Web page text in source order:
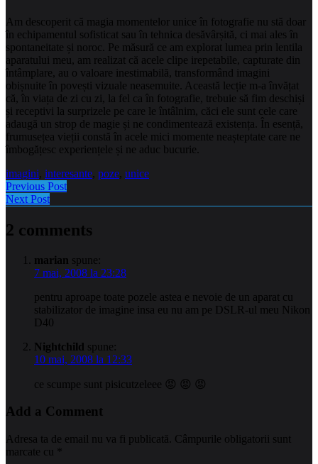
Am descoperit că magia momentelor unice în fotografie nu stă doar
în echipamentul sofisticat sau în tehnica desăvârșită, ci mai ales în
spontaneitate și noroc. Pe măsură ce am explorat lumea prin lentila
aparatului meu, am realizat că acele clipe irepetabile, capturate din
întâmplare, au o valoare inestimabilă, transformând imagini
obișnuite în povești vizuale neasemuite. Această lecție m-a învățat
că, în viața de zi cu zi, la fel ca în fotografie, trebuie să fim deschiși
și receptivi la surprizele pe care le întâlnim, căci ele sunt cele care
adaugă un strop de magie și ne condimentează existența. În esență,
frumusețea vieții constă în acele mici momente neașteptate care ne
îmbogățesc experiențele și ne aduc bucurie.
imagini, interesante, poze, unice
Previous Post
Next Post
2 comments
marian spune:
7 mai, 2008 la 23:28
pentru aproape toate pozele astea e nevoie de un aparat cu
stabilizator de imagine insa eu nu am pe DSLR-ul meu Nikon
D40
Nightchild spune:
10 mai, 2008 la 12:33
ce scumpe sunt pisicutzeleee 😡 😡 😡
Add a Comment
Adresa ta de email nu va fi publicată. Câmpurile obligatorii sunt
marcate cu